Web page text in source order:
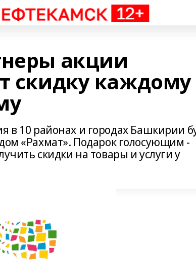
акции
скидку каждому
в 10 районах и городах Башкирии
«Рахмат». Подарок голосующим -
скидки на товары и услуги у